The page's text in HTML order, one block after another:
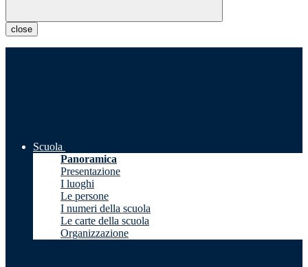
close
Scuola
Panoramica
Presentazione
I luoghi
Le persone
I numeri della scuola
Le carte della scuola
Organizzazione